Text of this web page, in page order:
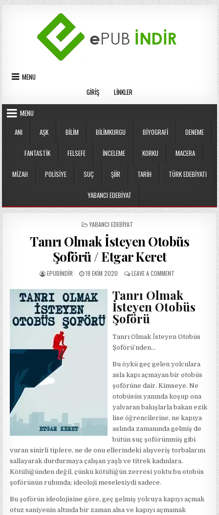
Skip
to
content
MENU
GIRIŞ
LINKLER
MENU
ANI
AŞK BILIM BILIMKURGU BIYOGRAFI DENEME
FANTASTIK FELSEFE İNCELEME KORKU MACERA
MIZAH POLISIYE SUÇ ŞIIR TARIH TÜRK EDEBIYATI
YABANCI EDEBIYAT
POSTED
YABANCI EDEBIYAT
Tanrı Olmak İsteyen Otobüs
Şoförü / Etgar Keret
AUTHOR:
EPUBINDIR
PUBLISHED
19 EKIM 2020 LEAVE A COMMENT
OLMAK
İSTEYEN
OTOBÜS
ŞOFÖRÜ
KERET
Tanrı Olmak
İsteyen Otobüs
Şoförü
Tanrı Olmak İsteyen Otobüs
Şoförü’nden…
Bu öykü geç gelen yolculara
asla kapı açmayan bir otobüs
şoförüne dair. Kimseye. Ne
otobüsün yanında koşup ona
yalvaran bakışlarla bakan ezik
lise öğrencilerine, ne kapıya
aslında zamanında gelmiş de
bütün suç şoförünmüş gibi
vuran sinirli tiplere, ne de onu ellerindeki alışveriş torbalarını
sallayarak durdurmaya çalışan yaşlı ve titrek kadınlara.
Kötülüğünden değil, çünkü kötülüğün zerresi yoktu bu otobüs
şoförünün ruhunda; ideoloji meselesiydi sadece.
Bu şoförün ideolojisine göre, geç gelmiş yolcuya kapıyı açmak
otuz saniyenin altında bir zaman alsa ve kapıyı açmamak